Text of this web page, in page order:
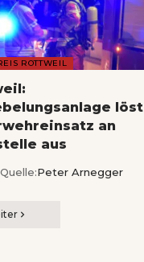
ROTTWEIL
löst
an
aus
Peter Arnegger